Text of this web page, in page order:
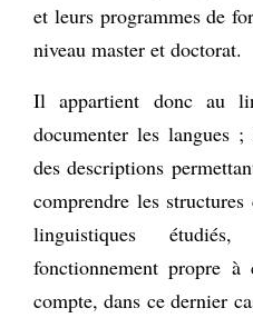
et leurs programmes de
niveau master et doctorat.
Il appartient donc au
documenter les langues
des descriptions
comprendre les
linguistiques
fonctionnement propre à
compte, dans ce dernier